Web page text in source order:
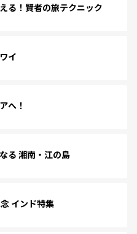
る！賢者の旅テクニック
イ
へ！
る 湘南・江の島
インド特集